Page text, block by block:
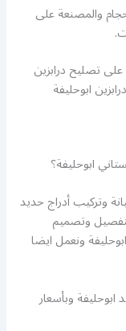
والمصنعة على
تصليح درابزين
ابوحليفة
ابوحليفة؟
وتركيب أدراج حديد
بتفصيل وتصميم
ونعمل ايضا
وبأسعار